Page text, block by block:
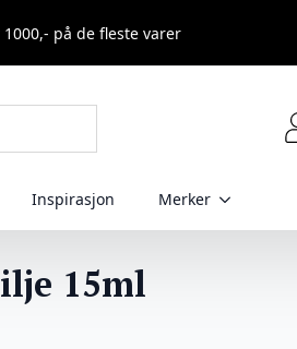
på de fleste varer
Inspirasjon Merker
15ml